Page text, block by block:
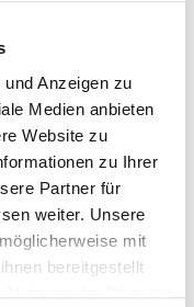
Anzeigen zu
Medien anbieten
Website zu
zu Ihrer
Partner für
weiter. Unsere
mit
bereitgestellt
Nutzung der Dienste